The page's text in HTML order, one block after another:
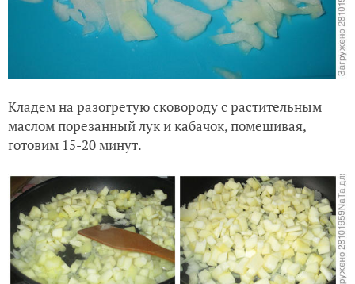
Кладем на разогретую сковороду с растительным
маслом порезанный лук и кабачок, помешивая,
готовим 15-20 минут.